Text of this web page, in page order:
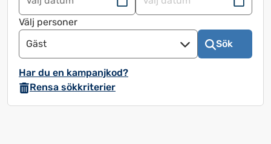
Navigera
framåt
för
att
kalendern
och
välja
Navigera
välja
Välj personer
Gäst
Sök
Har du en kampanjkod?
Rensa sökkriterier